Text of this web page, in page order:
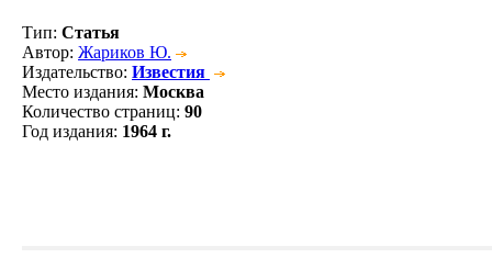
Тип: Статья
Автор: Жариков Ю.
Издательство: Известия
Место издания: Москва
Количество страниц: 90
Год издания: 1964 г.